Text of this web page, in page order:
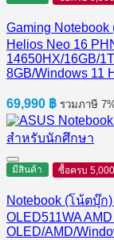
Gaming
Helios Neo 16
14650HX/16GB/
8GB/Windows 11
69,990 ฿ รวมภาษี
มีสินค้า ซื้อครบ
Notebook (โน้ตบุ๊ก
OLED511WA
OLED/AMD/